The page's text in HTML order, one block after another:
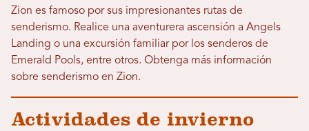
Zion es famoso por sus impresionantes rutas de
senderismo. Realice una aventurera ascensión a Angels
Landing o una excursión familiar por los senderos de
Emerald Pools, entre otros. Obtenga más información
sobre senderismo en Zion.
Actividades de invierno